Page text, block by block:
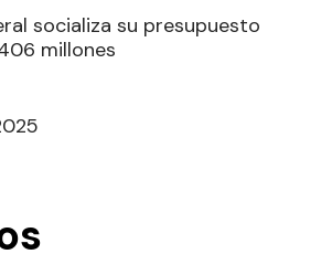
socializa su presupuesto
millones